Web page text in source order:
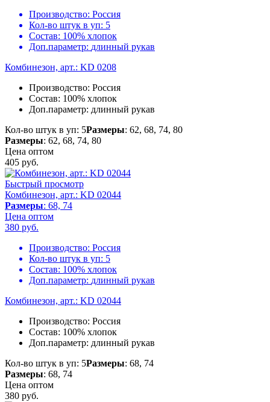
Производство: Россия
Кол-во штук в уп: 5
Состав: 100% хлопок
Доп.параметр: длинный рукав
Комбинезон, арт.: KD 0208
Производство: Россия
Состав: 100% хлопок
Доп.параметр: длинный рукав
Кол-во штук в уп: 5Размеры: 62, 68, 74, 80
Размеры: 62, 68, 74, 80
Цена оптом
405 руб.
Быстрый просмотр
Комбинезон, арт.: KD 02044
Размеры: 68, 74
Цена оптом
380 руб.
Производство: Россия
Кол-во штук в уп: 5
Состав: 100% хлопок
Доп.параметр: длинный рукав
Комбинезон, арт.: KD 02044
Производство: Россия
Состав: 100% хлопок
Доп.параметр: длинный рукав
Кол-во штук в уп: 5Размеры: 68, 74
Размеры: 68, 74
Цена оптом
380 руб.